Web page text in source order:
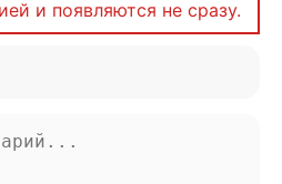
и появляются не сразу.